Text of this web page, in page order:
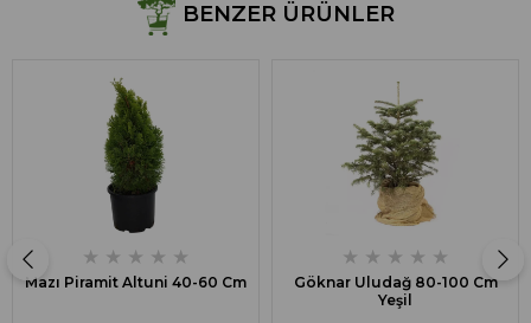
BENZER ÜRÜNLER
★ ★ ★ ★ ★
Mazı Piramit Altuni 40-60 Cm
★ ★ ★ ★ ★
Göknar Uludağ 80-100 Cm
Yeşil